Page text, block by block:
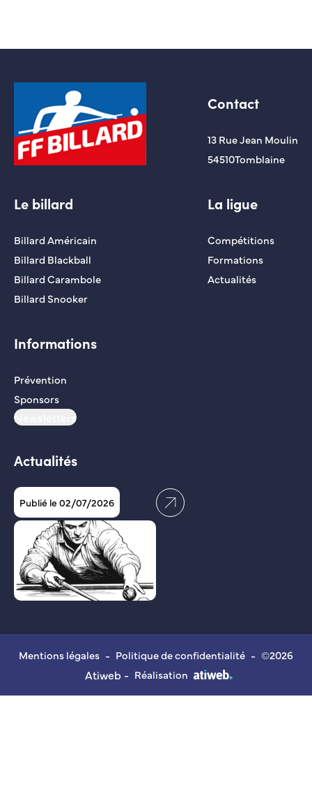
Contact
13 Rue Jean Moulin
54510Tomblaine
Le billard
Billard Américain
Billard Blackball
Billard Carambole
Billard Snooker
La ligue
Compétitions
Formations
Actualités
Informations
Prévention
Sponsors
Newsletters
Actualités
Publié le 02/07/2026
Mentions légales - Politique de confidentialité - ©2026
Atiweb - Réalisation